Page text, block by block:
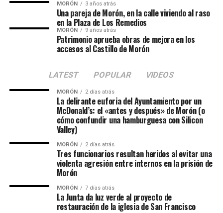
MORÓN 3 años atrás
Una pareja de Morón, en la calle viviendo al raso
en la Plaza de Los Remedios
MORÓN 9 años atrás
Patrimonio aprueba obras de mejora en los
accesos al Castillo de Morón
LATEST POPULAR VIDEOS
MORÓN 2 días atrás
La delirante euforia del Ayuntamiento por un
McDonald’s: el «antes y después» de Morón (o
cómo confundir una hamburguesa con Silicon
Valley)
MORÓN 2 días atrás
Tres funcionarios resultan heridos al evitar una
violenta agresión entre internos en la prisión de
Morón
MORÓN 7 días atrás
La Junta da luz verde al proyecto de
restauración de la iglesia de San Francisco